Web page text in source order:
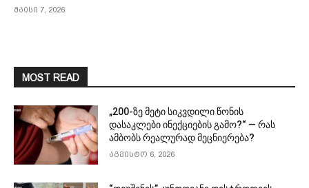
მაისი 7, 2026
MOST READ
„200-ზე მეტი სიკვდილი წონის
დასაკლები ინექციების გამო?“ — რას
ამბობს რეალურად მეცნიერება?
აგვისტო 6, 2026